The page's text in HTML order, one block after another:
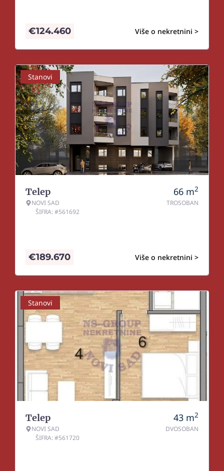
Više o nekretnini >
€124.460
Stanovi
Telep
NOVI SAD
ŠIFRA: #561692
66 m2
TROSOBAN
Više o nekretnini >
€189.670
Stanovi
Telep
NOVI SAD
ŠIFRA: #561720
43 m2
DVOSOBAN